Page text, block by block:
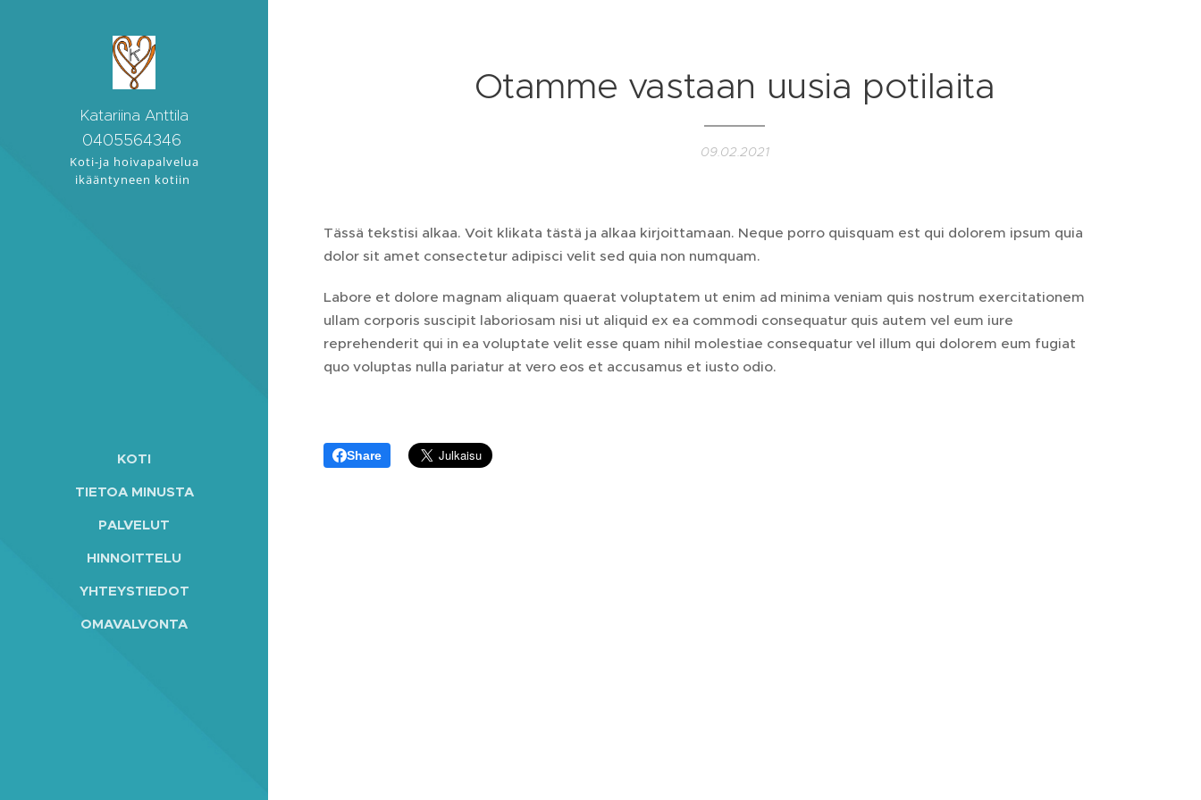
Katariina Anttila
0405564346
Koti-ja hoivapalvelua
ikääntyneen kotiin
KOTI
TIETOA MINUSTA
PALVELUT
HINNOITTELU
YHTEYSTIEDOT
OMAVALVONTA
Otamme vastaan uusia potilaita
09.02.2021
Tässä tekstisi alkaa. Voit klikata tästä ja alkaa kirjoittamaan. Neque porro quisquam est qui dolorem ipsum quia
dolor sit amet consectetur adipisci velit sed quia non numquam.
Labore et dolore magnam aliquam quaerat voluptatem ut enim ad minima veniam quis nostrum exercitationem
ullam corporis suscipit laboriosam nisi ut aliquid ex ea commodi consequatur quis autem vel eum iure
reprehenderit qui in ea voluptate velit esse quam nihil molestiae consequatur vel illum qui dolorem eum fugiat
quo voluptas nulla pariatur at vero eos et accusamus et iusto odio.
Share